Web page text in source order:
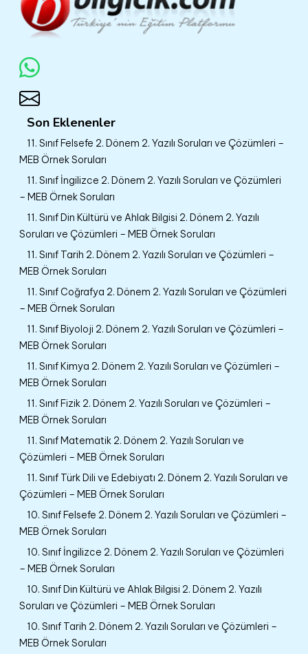
Son Eklenenler
11. Sınıf Felsefe 2. Dönem 2. Yazılı Soruları ve Çözümleri –
MEB Örnek Soruları
11. Sınıf İngilizce 2. Dönem 2. Yazılı Soruları ve Çözümleri
– MEB Örnek Soruları
11. Sınıf Din Kültürü ve Ahlak Bilgisi 2. Dönem 2. Yazılı
Soruları ve Çözümleri – MEB Örnek Soruları
11. Sınıf Tarih 2. Dönem 2. Yazılı Soruları ve Çözümleri –
MEB Örnek Soruları
11. Sınıf Coğrafya 2. Dönem 2. Yazılı Soruları ve Çözümleri
– MEB Örnek Soruları
11. Sınıf Biyoloji 2. Dönem 2. Yazılı Soruları ve Çözümleri –
MEB Örnek Soruları
11. Sınıf Kimya 2. Dönem 2. Yazılı Soruları ve Çözümleri –
MEB Örnek Soruları
11. Sınıf Fizik 2. Dönem 2. Yazılı Soruları ve Çözümleri –
MEB Örnek Soruları
11. Sınıf Matematik 2. Dönem 2. Yazılı Soruları ve
Çözümleri – MEB Örnek Soruları
11. Sınıf Türk Dili ve Edebiyatı 2. Dönem 2. Yazılı Soruları ve
Çözümleri – MEB Örnek Soruları
10. Sınıf Felsefe 2. Dönem 2. Yazılı Soruları ve Çözümleri –
MEB Örnek Soruları
10. Sınıf İngilizce 2. Dönem 2. Yazılı Soruları ve Çözümleri
– MEB Örnek Soruları
10. Sınıf Din Kültürü ve Ahlak Bilgisi 2. Dönem 2. Yazılı
Soruları ve Çözümleri – MEB Örnek Soruları
10. Sınıf Tarih 2. Dönem 2. Yazılı Soruları ve Çözümleri –
MEB Örnek Soruları